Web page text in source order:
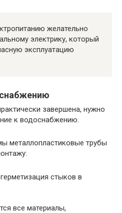
желательно
электрику, который
эксплуатацию
завершена, нужно
к водоснабжению.
металлопластиковые трубы
все материалы,